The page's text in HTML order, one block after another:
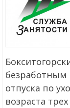
отпуска по
возраста трех